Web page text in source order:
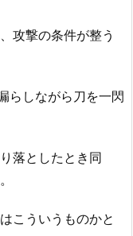
攻撃の条件が整う
らしながら刀を一閃
落としたとき同
こういうものかと